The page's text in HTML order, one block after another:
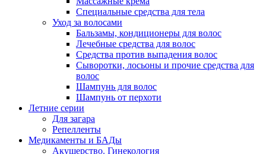
Специальные средства для тела
Уход за волосами
Бальзамы, кондиционеры для волос
Лечебные средства для волос
Средства против выпадения волос
Сыворотки, лосьоны и прочие средства для
волос
Шампунь для волос
Шампунь от перхоти
Летние серии
Для загара
Репелленты
Медикаменты и БАДы
Акушерство. Гинекология